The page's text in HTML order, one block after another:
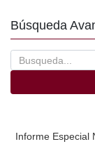
k
Búsqueda
Informe Especial